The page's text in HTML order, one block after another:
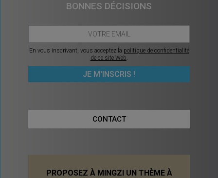
BONNES DÉCISIONS
En vous inscrivant, vous acceptez la politique de confidentialité
de ce site Web.
CONTACT
PROPOSEZ À MINGZI UN THÈME À